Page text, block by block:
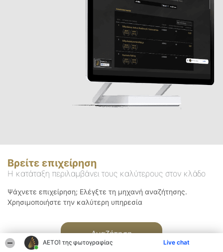
ΑΕΤΟΊ της φωτογραφίας Live chat
Βρείτε επιχείρηση
Η κατάταξη περιλαμβάνει τους καλύτερους στον κλάδο
Ψάχνετε επιχείρηση; Ελέγξτε τη μηχανή αναζήτησης.
Χρησιμοποιήστε την καλύτερη υπηρεσία
Αναζήτηση